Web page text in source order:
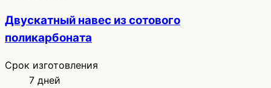
Двускатный навес из сотового
поликарбоната
Срок изготовления
7 дней